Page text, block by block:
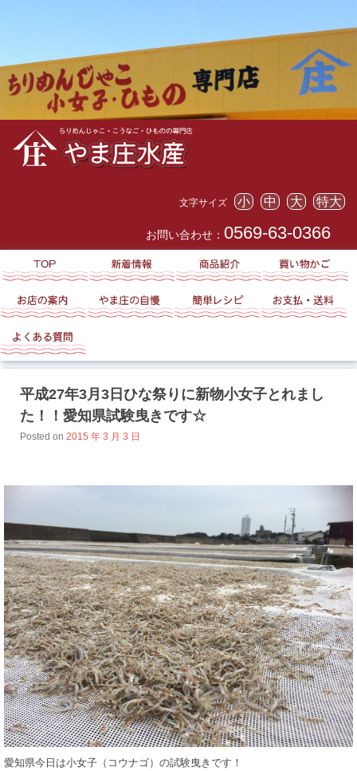
文字サイズ 小 中 大 特大
お問い合わせ： 0569-63-0366
平成27年3月3日ひな祭りに新物小女子とれまし
た！！愛知県試験曳きです☆
Posted on 2015 年 3 月 3 日
愛知県今日は小女子（コウナゴ）の試験曳きです！